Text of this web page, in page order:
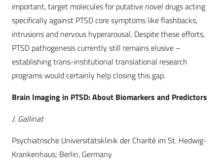
important, target molecules for putative novel drugs acting
specifically against PTSD core symptoms like flashbacks,
intrusions and nervous hyperarousal. Despite these efforts,
PTSD pathogenesis currently still remains elusive –
establishing trans-institutional translational research
programs would certainly help closing this gap.
Brain Imaging in PTSD: About Biomarkers and Predictors
J. Gallinat
Psychiatrische Universitätsklinik der Charité im St. Hedwig-
Krankenhaus; Berlin, Germany